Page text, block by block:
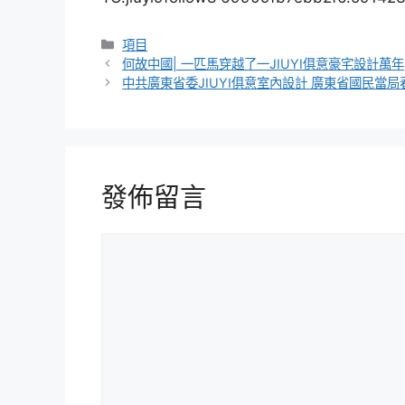
分
類
項目
何故中國| 一匹馬穿越了一JIUYI俱意豪宅設計萬年
中共廣東省委JIUYI俱意室內設計 廣東省國民當局
發佈留言